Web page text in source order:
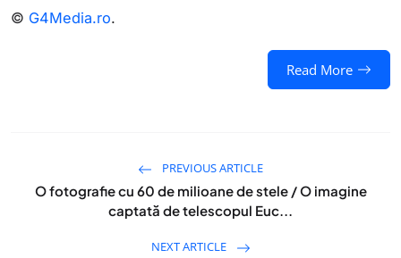
© G4Media.ro.
Read More
PREVIOUS ARTICLE
O fotografie cu 60 de milioane de stele / O imagine
captată de telescopul Euc...
NEXT ARTICLE